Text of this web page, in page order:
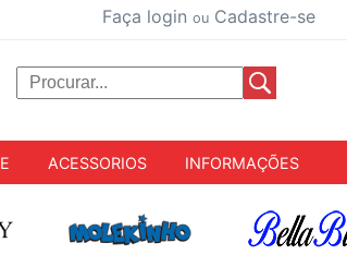
Faça login ou Cadastre-se
ACESSORIOS INFORMAÇÕES